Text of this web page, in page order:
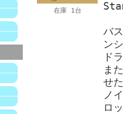
在庫 1台
バ
ン
ド
ま
せ
ノ
ロ